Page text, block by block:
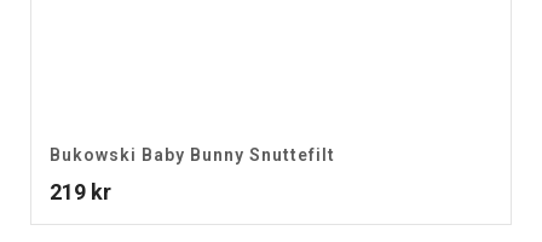
Bukowski Baby Bunny Snuttefilt
219 kr